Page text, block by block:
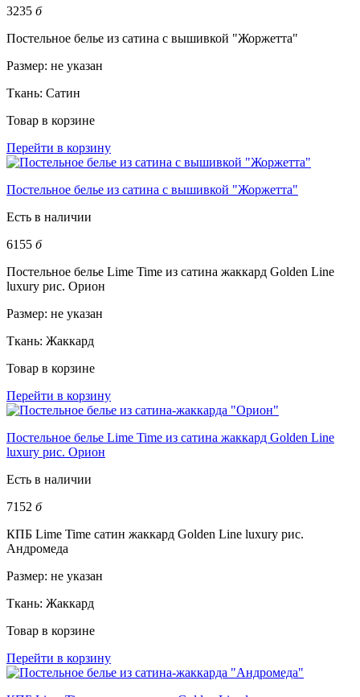
3235 б
Постельное белье из сатина с вышивкой "Жоржетта"
Размер: не указан
Ткань: Сатин
Товар в корзине
Перейти в корзину
Постельное белье из сатина с вышивкой "Жоржетта"
Есть в наличии
6155 б
Постельное белье Lime Time из сатина жаккард Golden Line
luxury рис. Орион
Размер: не указан
Ткань: Жаккард
Товар в корзине
Перейти в корзину
Постельное белье Lime Time из сатина жаккард Golden Line
luxury рис. Орион
Есть в наличии
7152 б
КПБ Lime Time сатин жаккард Golden Line luxury рис.
Андромеда
Размер: не указан
Ткань: Жаккард
Товар в корзине
Перейти в корзину